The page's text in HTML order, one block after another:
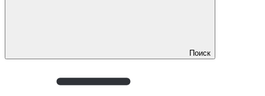
Поиск